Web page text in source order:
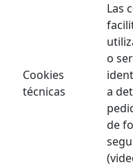
Cookies
técnicas
Las
o
a
de